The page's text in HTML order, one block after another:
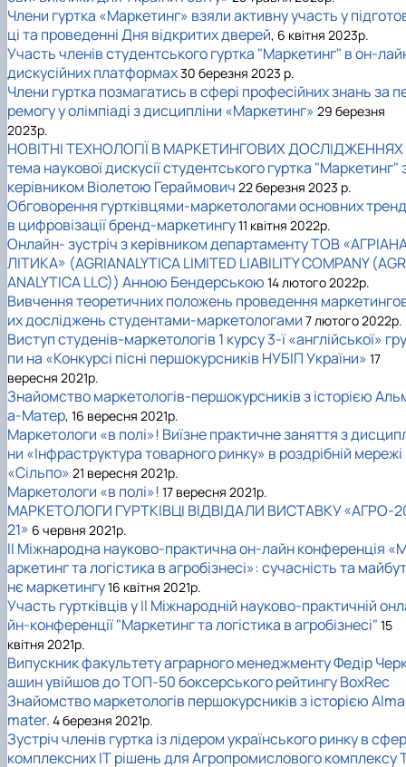
Члени гуртка «Маркетинг» взяли активну участь у
ці та проведенні Дня відкритих дверей, 6 квітня 2023р.
Участь членів студентського гуртка "Маркетинг" в он-
дискусійних платформах30 березня 2023 р.
Члени гуртка позмагатись в сфері професійних знань за
ремогу у олімпіаді з дисципліни «Маркетинг» 29 березня
2023р.
НОВІТНІ ТЕХНОЛОГІЇ В МАРКЕТИНГОВИХ
тема наукової дискусії студентського гуртка "Маркетинг"
керівником Віолетою Гераймович 22 березня 2023 р.
Обговорення гуртківцями-маркетологами основних
в цифровізації бренд-маркетингу11 квітня 2022р.
Онлайн- зустріч з керівником департаменту ТОВ
ЛІТИКА» (AGRIANALYTICA LIMITED LIABILITY COMPANY
ANALYTICA LLC)) Анною Бендерською 14 лютого 2022р.
Вивчення теоретичних положень проведення
их досліджень студентами-маркетологами 7 лютого 2022р.
Виступ студенів-маркетологів 1 курсу 3-ї «англійської» гру
пи на «Конкурсі пісні першокурсників НУБІП України» 17
вересня 2021р.
Знайомство маркетологів-першокурсників з історією
а-Матер, 16 вересня 2021р.
Маркетологи «в полі»! Виїзне практичне заняття з
ни «Інфраструктура товарного ринку» в роздрібній мережі
«Сільпо» 21 вересня 2021р.
Маркетологи «в полі»! 17 вересня 2021р.
МАРКЕТОЛОГИ ГУРТКІВЦІ ВІДВІДАЛИ ВИСТАВКУ «АГРО-
21» 6 червня 2021р.
II Міжнародна науково-практична он-лайн конференція
аркетинг та логістика в агробізнесі»: сучасність та майбут
нє маркетингу16 квітня 2021р.
Участь гуртківців у II Міжнародній науково-практичній
йн-конференції "Маркетинг та логістика в агробізнесі" 15
квітня 2021р.
Випускник факультету аграрного менеджменту Федір
ашин увійшов до ТОП-50 боксерського рейтингу BoxRec
Знайомство маркетологів першокурсників з історією Alma
mater. 4 березня 2021р.
Зустріч членів гуртка із лідером українського ринку в
комплексних IT рішень для Агропромислового комплексу